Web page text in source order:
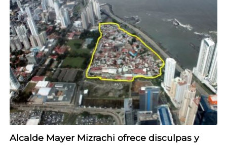
Alcalde Mayer Mizrachi ofrece disculpas y